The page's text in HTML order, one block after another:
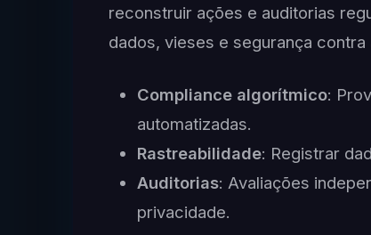
reconstruir ações e auditorias
dados, vieses e segurança contra
Compliance algorítmico:
automatizadas.
Rastreabilidade: Registrar
Auditorias: Avaliações
privacidade.